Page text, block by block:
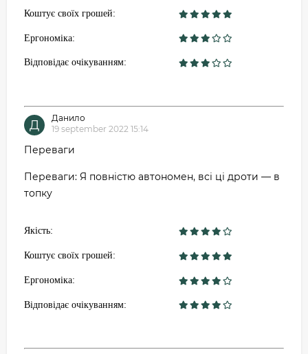
Коштує своїх грошей:
Ергономіка:
Відповідає очікуванням:
Д
Данило
19 september 2022 15:14
Переваги
Переваги: ​​Я повністю автономен, всі ці дроти — в
топку
Якість:
Коштує своїх грошей:
Ергономіка:
Відповідає очікуванням: